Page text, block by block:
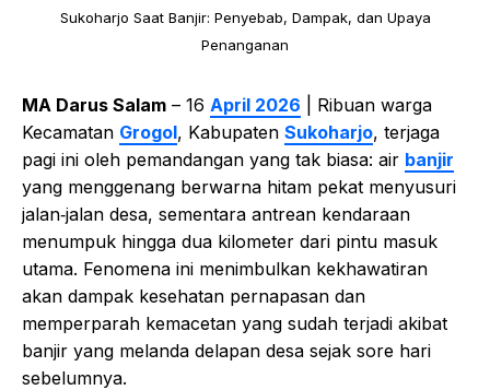
Sukoharjo Saat Banjir: Penyebab, Dampak, dan Upaya
Penanganan
MA Darus Salam – 16 April 2026 | Ribuan warga
Kecamatan Grogol, Kabupaten Sukoharjo, terjaga
pagi ini oleh pemandangan yang tak biasa: air banjir
yang menggenang berwarna hitam pekat menyusuri
jalan‑jalan desa, sementara antrean kendaraan
menumpuk hingga dua kilometer dari pintu masuk
utama. Fenomena ini menimbulkan kekhawatiran
akan dampak kesehatan pernapasan dan
memperparah kemacetan yang sudah terjadi akibat
banjir yang melanda delapan desa sejak sore hari
sebelumnya.